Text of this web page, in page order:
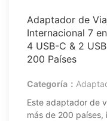
Adaptador de
Internacional 7
4 USB-C & 2
200 Países
Categoría：
Este adaptador de
más de 200